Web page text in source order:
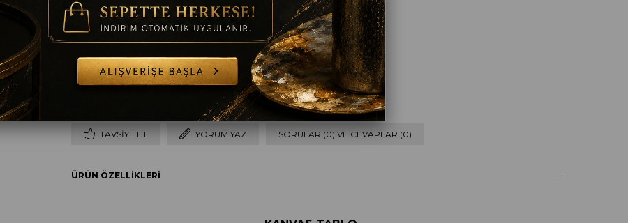
Çerçeve
Siyah Beyaz
TAVSIYE ET YORUM YAZ SORULAR (0) VE CEVAPLAR (0)
ÜRÜN ÖZELLIKLERI